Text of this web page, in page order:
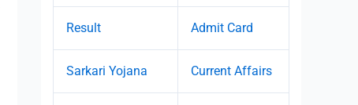
Result Admit Card
Sarkari Yojana Current Affairs